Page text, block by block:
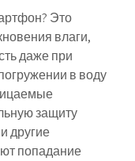
Это
влаги,
даже при
в воду
защиту
другие
попадание